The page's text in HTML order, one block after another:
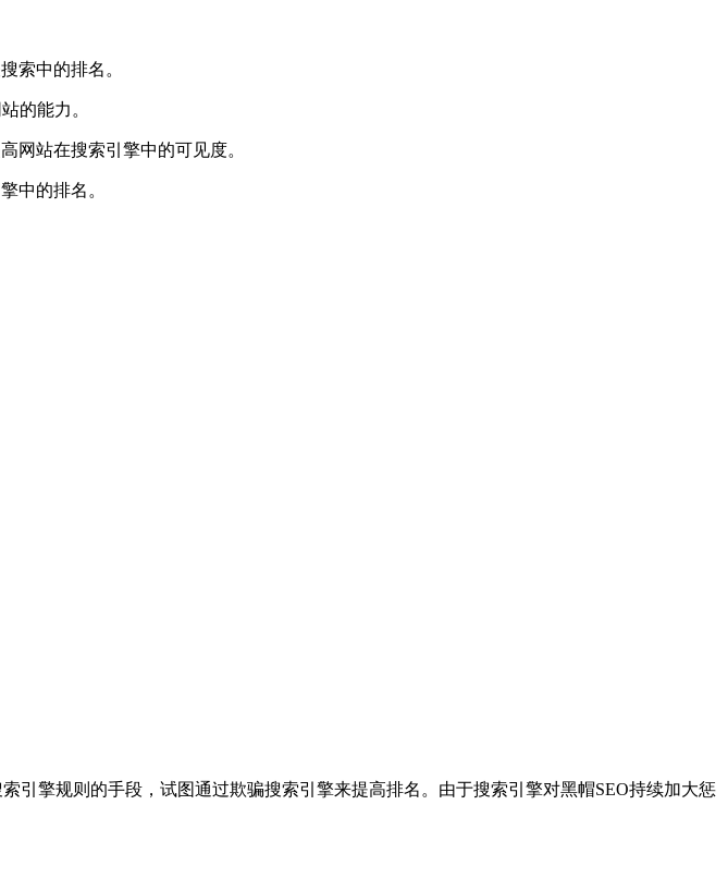
索中的排名。
的能力。
网站在搜索引擎中的可见度。
中的排名。
引擎规则的手段，试图通过欺骗搜索引擎来提高排名。由于搜索引擎对黑帽SEO持续加大惩